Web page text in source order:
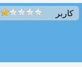
کاربر